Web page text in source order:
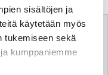
sisältöjen ja
käytetään myös
tukemiseen sekä
kumppaniemme
myy